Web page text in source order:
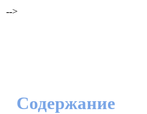
-->
Содержание